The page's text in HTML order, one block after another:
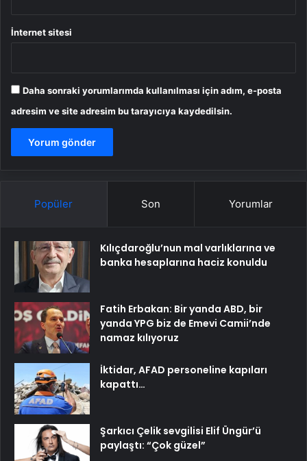
İnternet sitesi
Daha sonraki yorumlarımda kullanılması için adım, e-posta
adresim ve site adresim bu tarayıcıya kaydedilsin.
Popüler Son Yorumlar
Kılıçdaroğlu’nun mal varlıklarına ve
banka hesaplarına haciz konuldu
Fatih Erbakan: Bir yanda ABD, bir
yanda YPG biz de Emevi Camii’nde
namaz kılıyoruz
İktidar, AFAD personeline kapıları
kapattı…
Şarkıcı Çelik sevgilisi Elif Üngür’ü
paylaştı: “Çok güzel”